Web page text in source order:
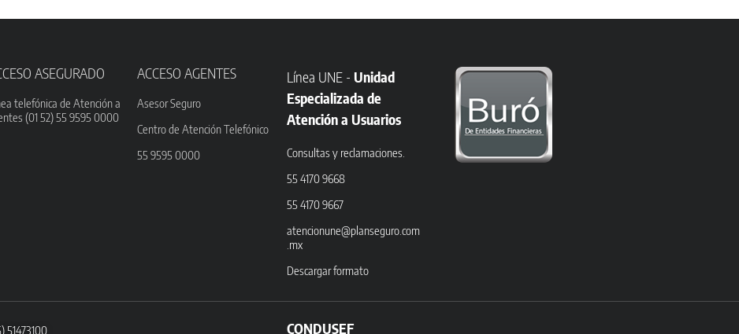
ASEGURADO
telefónica de Atención a
(01 52) 55 9595 0000
ACCESO AGENTES
Asesor Seguro
Centro de Atención Telefónico
55 9595 0000
Línea UNE - Unidad
Especializada de
Atención a Usuarios
Consultas y reclamaciones.
55 4170 9668
55 4170 9667
atencionune@planseguro.com
.mx
Descargar formato
51473100 CONDUSEF